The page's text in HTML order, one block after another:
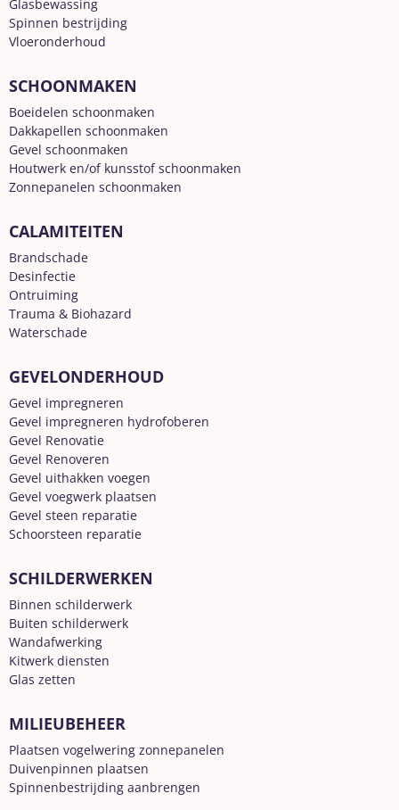
Glasbewassing
Spinnen bestrijding
Vloeronderhoud
SCHOONMAKEN
Boeidelen schoonmaken
Dakkapellen schoonmaken
Gevel schoonmaken
Houtwerk en/of kunsstof schoonmaken
Zonnepanelen schoonmaken
CALAMITEITEN
Brandschade
Desinfectie
Ontruiming
Trauma & Biohazard
Waterschade
GEVELONDERHOUD
Gevel impregneren
Gevel impregneren hydrofoberen
Gevel Renovatie
Gevel Renoveren
Gevel uithakken voegen
Gevel voegwerk plaatsen
Gevel steen reparatie
Schoorsteen reparatie
SCHILDERWERKEN
Binnen schilderwerk
Buiten schilderwerk
Wandafwerking
Kitwerk diensten
Glas zetten
MILIEUBEHEER
Plaatsen vogelwering zonnepanelen
Duivenpinnen plaatsen
Spinnenbestrijding aanbrengen